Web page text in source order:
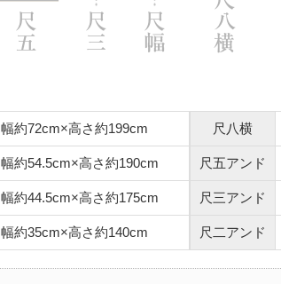
幅約72cm×高さ約199cm
幅約54.5cm×高さ約190cm
幅約44.5cm×高さ約175cm
幅約35cm×高さ約140cm
尺八横
尺五アンド
尺三アンド
尺二アンド